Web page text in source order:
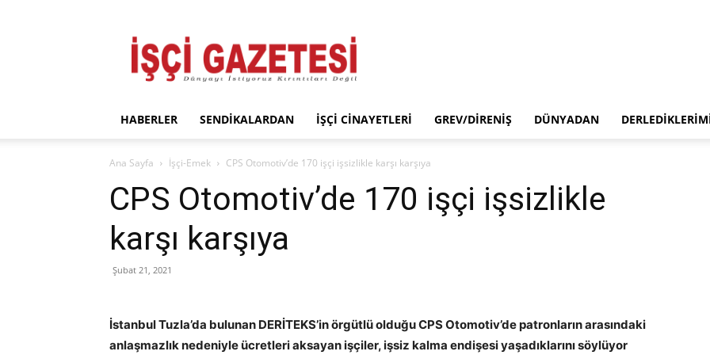
Gazetesi
HABERLER SENDIKALARDAN İŞÇI CINAYETLERI GREV/DIRENIŞ DÜNYADAN
Ana Sayfa İşçi-Emek CPS Otomotiv’de 170 işçi işsizlikle karşı karşıya
CPS Otomotiv’de 170 işçi işsizlikle
karşı karşıya
Şubat 21, 2021
İstanbul Tuzla’da bulunan DERİTEKS’in örgütlü olduğu CPS Otomotiv’de patronların arasındaki
anlaşmazlık nedeniyle ücretleri aksayan işçiler, işsiz kalma endişesi yaşadıklarını söylüyor